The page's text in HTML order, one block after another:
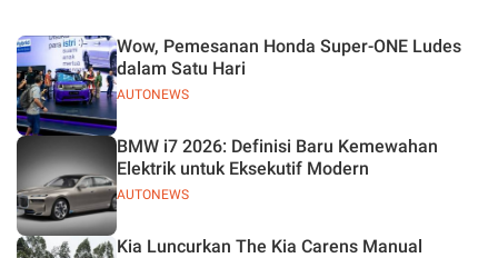
Silverstone!
AUTONEWS
Wow, Pemesanan Honda Super-ONE Ludes
dalam Satu Hari
AUTONEWS
BMW i7 2026: Definisi Baru Kemewahan
Elektrik untuk Eksekutif Modern
Kia Luncurkan The Kia Carens Manual